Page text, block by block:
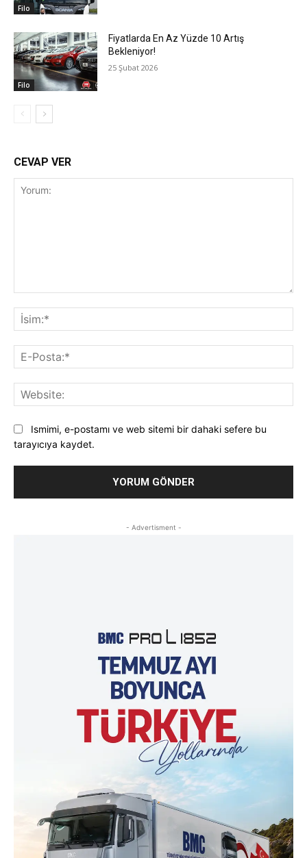
Filo
Filo
Fiyatlarda En Az Yüzde 10 Artış
Bekleniyor!
25 Şubat 2026
CEVAP VER
Ismimi, e-postamı ve web sitemi bir dahaki sefere bu
tarayıcıya kaydet.
- Advertisment -